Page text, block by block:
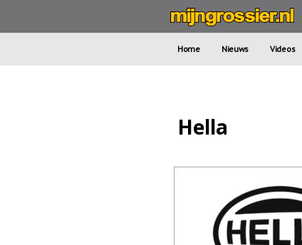
Home Nieuws Videos
Hella